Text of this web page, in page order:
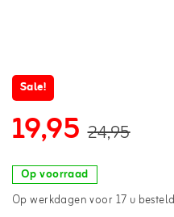
Sale!
19,95 24,95
Op voorraad
Op werkdagen voor 17 u